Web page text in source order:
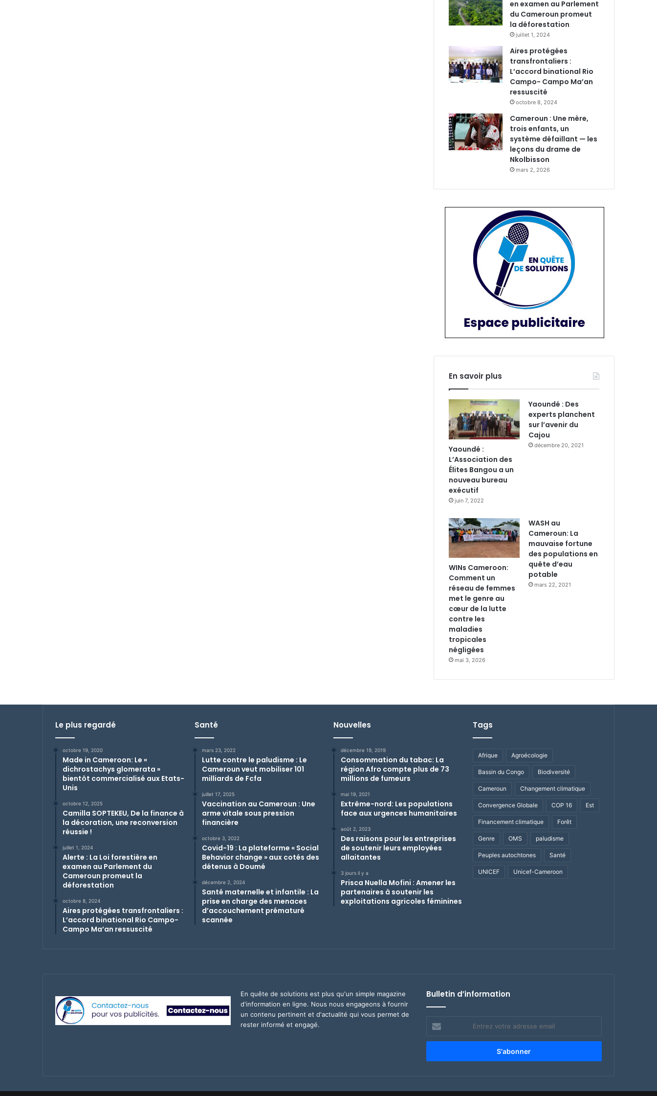
en examen au Parlement
du Cameroun promeut
la déforestation
juillet 1, 2024
Aires protégées
transfrontaliers :
L’accord binational Rio
Campo- Campo Ma’an
ressuscité
octobre 8, 2024
Cameroun : Une mère,
trois enfants, un
système défaillant — les
leçons du drame de
Nkolbisson
mars 2, 2026
En savoir plus
Yaoundé :
L’Association des
Élites Bangou a un
nouveau bureau
exécutif
juin 7, 2022
Yaoundé : Des
experts planchent
sur l’avenir du
Cajou
décembre 20, 2021
WINs Cameroon:
Comment un
réseau de femmes
met le genre au
cœur de la lutte
contre les
maladies
tropicales
négligées
mai 3, 2026
WASH au
Cameroun: La
mauvaise fortune
des populations en
quête d’eau
potable
mars 22, 2021
Le plus regardé
octobre 19, 2020
Made in Cameroon: Le «
dichrostachys glomerata »
bientôt commercialisé aux Etats-
Unis
octobre 12, 2025
Camilla SOPTEKEU, De la finance à
la décoration, une reconversion
réussie !
juillet 1, 2024
Alerte : La Loi forestière en
examen au Parlement du
Cameroun promeut la
déforestation
octobre 8, 2024
Aires protégées transfrontaliers :
L’accord binational Rio Campo-
Campo Ma’an ressuscité
Santé
mars 23, 2022
Lutte contre le paludisme : Le
Cameroun veut mobiliser 101
milliards de Fcfa
juillet 17, 2025
Vaccination au Cameroun : Une
arme vitale sous pression
financière
octobre 3, 2022
Covid-19 : La plateforme « Social
Behavior change » aux cotés des
détenus à Doumé
décembre 2, 2024
Santé maternelle et infantile : La
prise en charge des menaces
d’accouchement prématuré
scannée
Nouvelles
décembre 19, 2019
Consommation du tabac: La
région Afro compte plus de 73
millions de fumeurs
mai 19, 2021
Extrême-nord: Les populations
face aux urgences humanitaires
août 2, 2023
Des raisons pour les entreprises
de soutenir leurs employées
allaitantes
3 jours il y a
Prisca Nuella Mofini : Amener les
partenaires à soutenir les
exploitations agricoles féminines
Tags
Afrique Agroécologie
Bassin du Congo Biodiversité
Cameroun Changement climatique
Convergence Globale COP 16 Est
Financement climatique Forêt
Genre OMS paludisme
Peuples autochtones Santé
UNICEF Unicef-Cameroon
En quête de solutions est plus qu'un simple magazine
d'information en ligne. Nous nous engageons à fournir
un contenu pertinent et d'actualité qui vous permet de
rester informé et engagé.
Bulletin d’information
Entrez
votre
adresse